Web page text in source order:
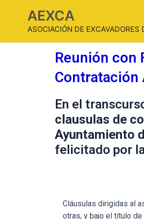
AEXCA
ASOCIACIÓN DE EXCAVADORES
Reunión con
Contratación
En el
clausulas de
Ayuntamiento
felicitado por
Cláusulas dirigidas al
otras, y bajo el título